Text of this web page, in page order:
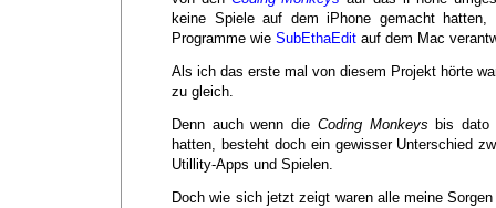
keine Spiele auf dem iPhone gemacht hatten,
Programme wie SubEthaEdit auf dem Mac
Als ich das erste mal von diesem Projekt hörte
zu gleich.
Denn auch wenn die Coding Monkeys bis dato
hatten, besteht doch ein gewisser Unterschied
Utillity-Apps und Spielen.
Doch wie sich jetzt zeigt waren alle meine